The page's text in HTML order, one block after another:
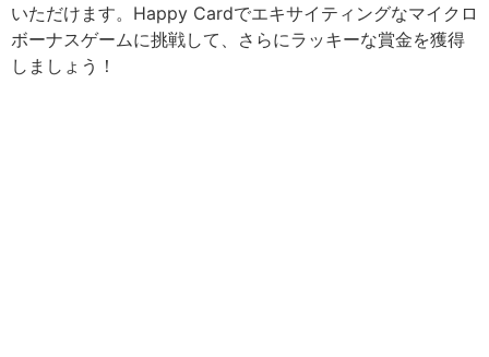
いただけます。Happy Cardでエキサイティングなマイクロ
ボーナスゲームに挑戦して、さらにラッキーな賞金を獲得
しましょう！